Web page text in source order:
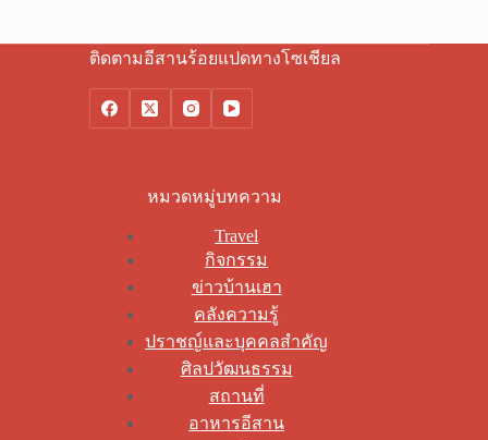
ติดตามอีสานร้อยแปดทางโซเชียล
หมวดหมู่บทความ
Travel
กิจกรรม
ข่าวบ้านเฮา
คลังความรู้
ปราชญ์และบุคคลสำคัญ
ศิลปวัฒนธรรม
สถานที่
อาหารอีสาน